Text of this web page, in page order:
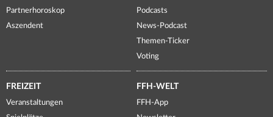
Partnerhoroskop
Aszendent
Podcasts
News-Podcast
Themen-Ticker
Voting
FREIZEIT
Veranstaltungen
FFH-WELT
FFH-App